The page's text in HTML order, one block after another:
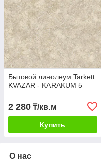
Бытовой линолеум Tarkett
KVAZAR - KARAKUM 5
2 280 ₸/кв.м
Купить
О нас